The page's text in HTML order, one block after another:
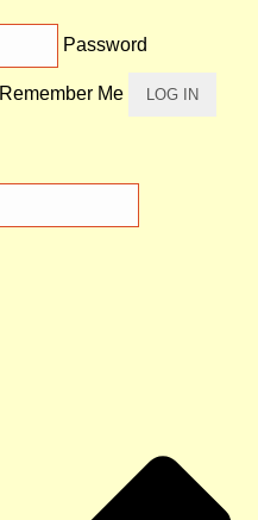
Password
Remember Me